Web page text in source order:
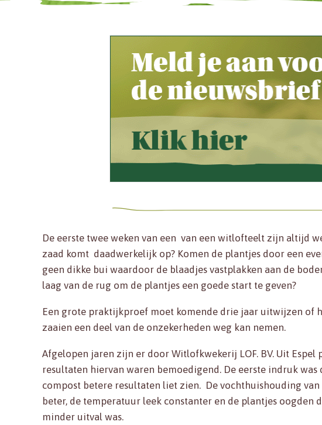
De eerste twee weken van een van een witlofteelt zijn altijd
zaad komt daadwerkelijk op? Komen de plantjes door een
geen dikke bui waardoor de blaadjes vastplakken aan de
laag van de rug om de plantjes een goede start te geven?
Een grote praktijkproef moet komende drie jaar uitwijzen of
zaaien een deel van de onzekerheden weg kan nemen.
Afgelopen jaren zijn er door Witlofkwekerij LOF. BV. Uit Espel
resultaten hiervan waren bemoedigend. De eerste indruk
compost betere resultaten liet zien. De vochthuishouding
beter, de temperatuur leek constanter en de plantjes oogden
minder uitval was.